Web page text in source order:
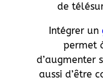
de
Intégrer un
permet
d’augmenter
aussi d’être